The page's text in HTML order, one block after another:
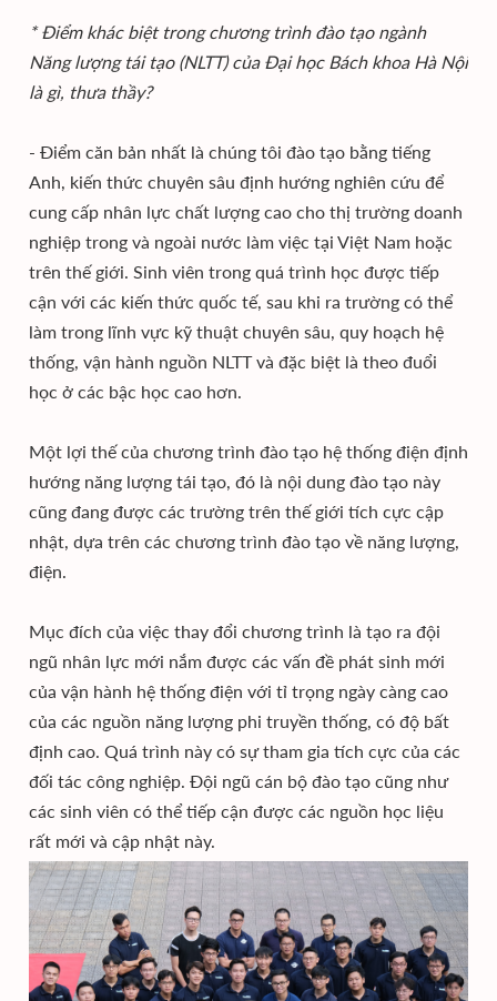
* Điểm khác biệt trong chương trình đào tạo ngành
Năng lượng tái tạo (NLTT) của Đại học Bách khoa Hà Nội
là gì, thưa thầy?
- Điểm căn bản nhất là chúng tôi đào tạo bằng tiếng
Anh, kiến thức chuyên sâu định hướng nghiên cứu để
cung cấp nhân lực chất lượng cao cho thị trường doanh
nghiệp trong và ngoài nước làm việc tại Việt Nam hoặc
trên thế giới. Sinh viên trong quá trình học được tiếp
cận với các kiến thức quốc tế, sau khi ra trường có thể
làm trong lĩnh vực kỹ thuật chuyên sâu, quy hoạch hệ
thống, vận hành nguồn NLTT và đặc biệt là theo đuổi
học ở các bậc học cao hơn.
Một lợi thế của chương trình đào tạo hệ thống điện định
hướng năng lượng tái tạo, đó là nội dung đào tạo này
cũng đang được các trường trên thế giới tích cực cập
nhật, dựa trên các chương trình đào tạo về năng lượng,
điện.
Mục đích của việc thay đổi chương trình là tạo ra đội
ngũ nhân lực mới nắm được các vấn đề phát sinh mới
của vận hành hệ thống điện với tỉ trọng ngày càng cao
của các nguồn năng lượng phi truyền thống, có độ bất
định cao. Quá trình này có sự tham gia tích cực của các
đối tác công nghiệp. Đội ngũ cán bộ đào tạo cũng như
các sinh viên có thể tiếp cận được các nguồn học liệu
rất mới và cập nhật này.